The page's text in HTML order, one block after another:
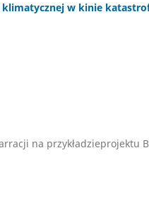
w kinie
na przykładzieprojektu